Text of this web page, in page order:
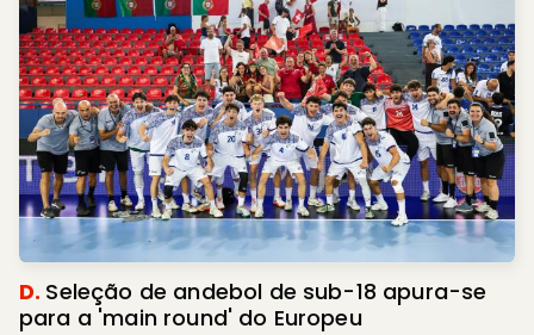
D. Seleção de andebol de sub-18 apura-se
para a 'main round' do Europeu